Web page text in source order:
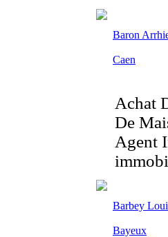
Baron
Caen
Achat
De
Agent
Barbey
Bayeux